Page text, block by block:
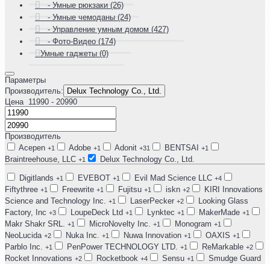
- Умные рюкзаки (26)
- Умные чемоданы (24)
- Управление умным домом (427)
- Фото-Видео (174)
Умные гаджеты (0)
Параметры
Производитель: Delux Technology Co., Ltd.
Цена 11990 - 20990
Производитель
Acepen +1 Adobe +1 Adonit +31 BENTSAI +1
Braintreehouse, LLC +1 Delux Technology Co., Ltd.
Digitlands +1 EVEBOT +1 Evil Mad Science LLC +4
Fiftythree +1 Freewrite +1 Fujitsu +1 iskn +2
KIRI Innovations
Science and Technology Inc. +1 LaserPecker +2
Looking Glass
Factory, Inc +3 LoupeDeck Ltd +1 Lynktec +1 MakerMade +1
Makr Shakr SRL. +1 MicroNovelty Inc. +1 Monogram +1
NeoLucida +2 Nuka Inc. +1 Nuwa Innovation +1 OAXIS +1
Parblo Inc. +1 PenPower TECHNOLOGY LTD. +1 ReMarkable +2
Rocket Innovations +2 Rocketbook +4 Sensu +1
Smudge Guard